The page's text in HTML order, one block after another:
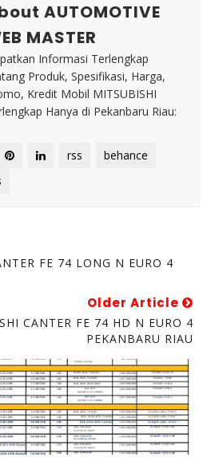
AUTOMOTIVE
MASTER
Informasi Terlengkap
Produk, Spesifikasi, Harga,
Kredit Mobil MITSUBISHI
Hanya di Pekanbaru Riau:
rss
behance
FE 74 LONG N EURO 4
Older Article
CANTER FE 74 HD N EURO 4
PEKANBARU RIAU